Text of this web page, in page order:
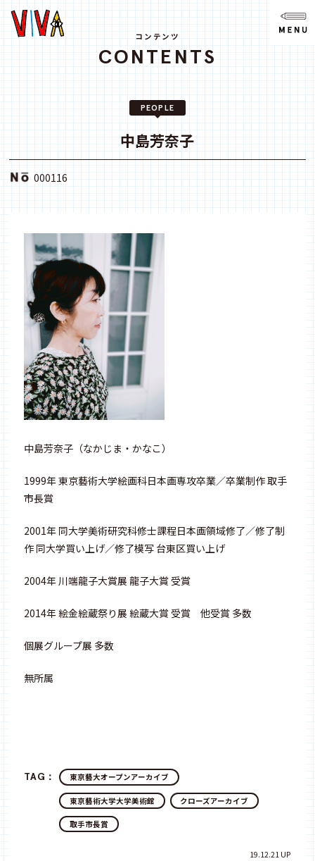
ニュース
ABOUT
SPACE
ACCESS
CONTACT
note
youtube
コンテンツ
CONTENTS
PEOPLE
中島芳奈子
000116
中島芳奈子（なかじま・かなこ）
1999年 東京藝術大学絵画科日本画専攻卒業／卒業制作 取手
市長賞
2001年 同大学美術研究科修士課程日本画領域修了／修了制
作 同大学買い上げ／修了模写 台東区買い上げ
2004年 川端龍子大賞展 龍子大賞 受賞
2014年 絵金絵蔵祭り展 絵蔵大賞 受賞 他受賞 多数
個展グループ展 多数
無所属
TAG： 東京藝大オープンアーカイブ
東京藝術大学大学美術館 クローズアーカイブ
取手市長賞
19.12.21 UP